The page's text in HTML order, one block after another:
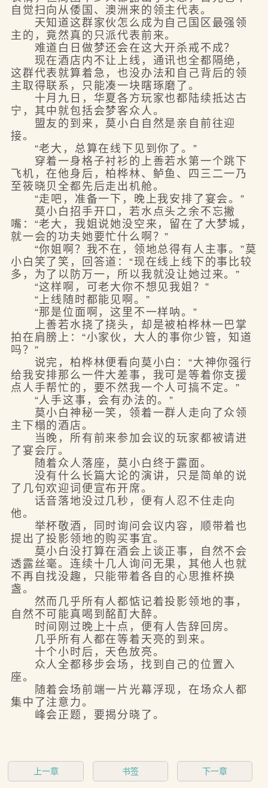
自觉扫向从倭国、澳洲来的领主代表。
天知道这群家伙怎么成为自己国区最强领
主的，竟然真的只派代表前来。
难道白日做梦还会在这大开杀戒不成？
现在酒店内不让上线，通讯也全都隔绝，
这群代表就算着急，也没办法和自己背后的领
主取得联系，只能凑一块瞎琢磨了。
十月九日，华夏各方玩家也都陆续抵达古
宁，其中就包括会梦客众人。
盟友的到来，莫小白自然是亲自前往迎
接。
“老大，总算在线下见到你了。”
穿着一身格子衬衫的上善若水第一个跳下
飞机，在他身后，柏桦林、鲈鱼、四三二一乃
至筱晓贝全都先后走出机舱。
“走吧，准备一下，晚上我安排了宴会。”
莫小白招手开口，若水点头之余不忘撇
嘴：“老大，我姐说她没空来，留在了大梦城，
就一会的功夫她要忙什么啊？”
“你姐啊？我不在，领地总得有人主事。”莫
小白笑了笑，回答道：“现在线上线下的事比较
多，为了以防万一，所以我就没让她过来。”
“这样啊，可老大你不想见我姐？”
“上线随时都能见啊。”
“那是位面啊，这里不一样呐。”
上善若水挠了挠头，却是被柏桦林一巴掌
拍在肩膀上：“小家伙，大人的事你少管，知道
吗？”
说完，柏桦林便看向莫小白：“大神你强行
给我安排那么一件大差事，我可是等着你支援
点人手帮忙的，要不然我一个人可搞不定。”
“人手这事，会有办法的。”
莫小白神秘一笑，领着一群人走向了众领
主下榻的酒店。
当晚，所有前来参加会议的玩家都被请进
了宴会厅。
随着众人落座，莫小白终于露面。
没有什么长篇大论的演讲，只是简单的说
了几句欢迎词便宣布开席。
话音落地没过几秒，便有人忍不住走向
他。
举杯敬酒，同时询问会议内容，顺带着也
提出了投影领地的购买事宜。
莫小白没打算在酒会上谈正事，自然不会
透露丝毫。连续十几人询问无果，其他人也就
不再自找没趣，只能带着各自的心思推杯换
盏。
然而几乎所有人都惦记着投影领地的事，
自然不可能真喝到酩酊大醉。
时间刚过晚上十点，便有人告辞回房。
几乎所有人都在等着天亮的到来。
十个小时后，天色放亮。
众人全都移步会场，找到自己的位置入
座。
随着会场前端一片光幕浮现，在场众人都
集中了注意力。
峰会正题，要揭分晓了。
上一章 书签 下一章